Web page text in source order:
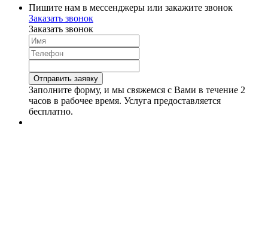
Пишите нам в мессенджеры или закажите звонок
Заказать звонок
Заказать звонок
Заполните форму, и мы свяжемся с Вами в течение 2
часов в рабочее время. Услуга предоставляется
бесплатно.